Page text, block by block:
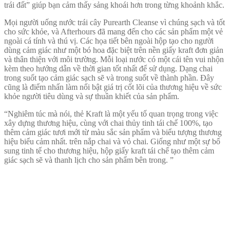
trái đất” giúp bạn cảm thấy sảng khoái hơn trong từng khoảnh khắc.
Mọi người uống nước trái cây Purearth Cleanse vì chúng sạch và tốt
cho sức khỏe, và Afterhours đã mang đến cho các sản phẩm một vẻ
ngoài cá tính và thú vị. Các họa tiết bên ngoài hộp tạo cho người
dùng cảm giác như một bó hoa đặc biệt trên nền giấy kraft đơn giản
và thân thiện với môi trường. Mỗi loại nước có một cái tên vui nhộn
kèm theo hướng dẫn về thời gian tốt nhất để sử dụng. Dạng chai
trong suốt tạo cảm giác sạch sẽ và trong suốt về thành phần. Đây
cũng là điểm nhấn làm nổi bật giá trị cốt lõi của thương hiệu về sức
khỏe người tiêu dùng và sự thuần khiết của sản phẩm.
“Nghiêm túc mà nói, thẻ Kraft là một yếu tố quan trọng trong việc
xây dựng thương hiệu, cùng với chai thủy tinh tái chế 100%, tạo
thêm cảm giác tươi mới từ màu sắc sản phẩm và biểu tượng thương
hiệu biểu cảm nhất. trên nắp chai và vỏ chai. Giống như một sự bổ
sung tinh tế cho thương hiệu, hộp giấy kraft tái chế tạo thêm cảm
giác sạch sẽ và thanh lịch cho sản phẩm bên trong. ”